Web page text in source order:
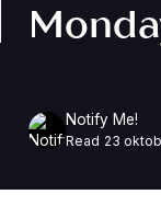
Notify Me!
Read 23